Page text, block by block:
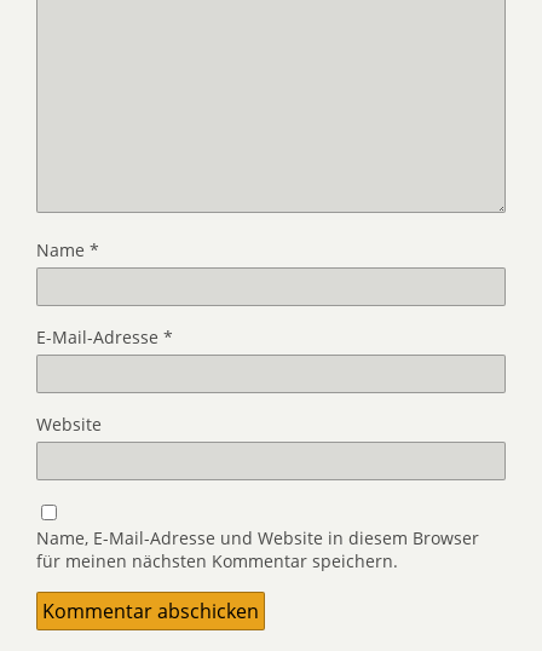
Name *
E-Mail-Adresse *
Website
Name, E-Mail-Adresse und Website in diesem Browser
für meinen nächsten Kommentar speichern.